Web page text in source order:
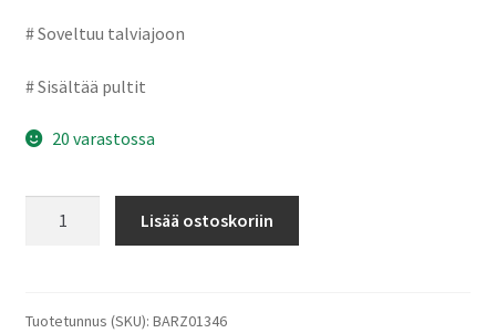
# Soveltuu talviajoon
# Sisältää pultit
20 varastossa
6x139.7
Lisää ostoskoriin
Tuotetunnus (SKU): BARZ01346